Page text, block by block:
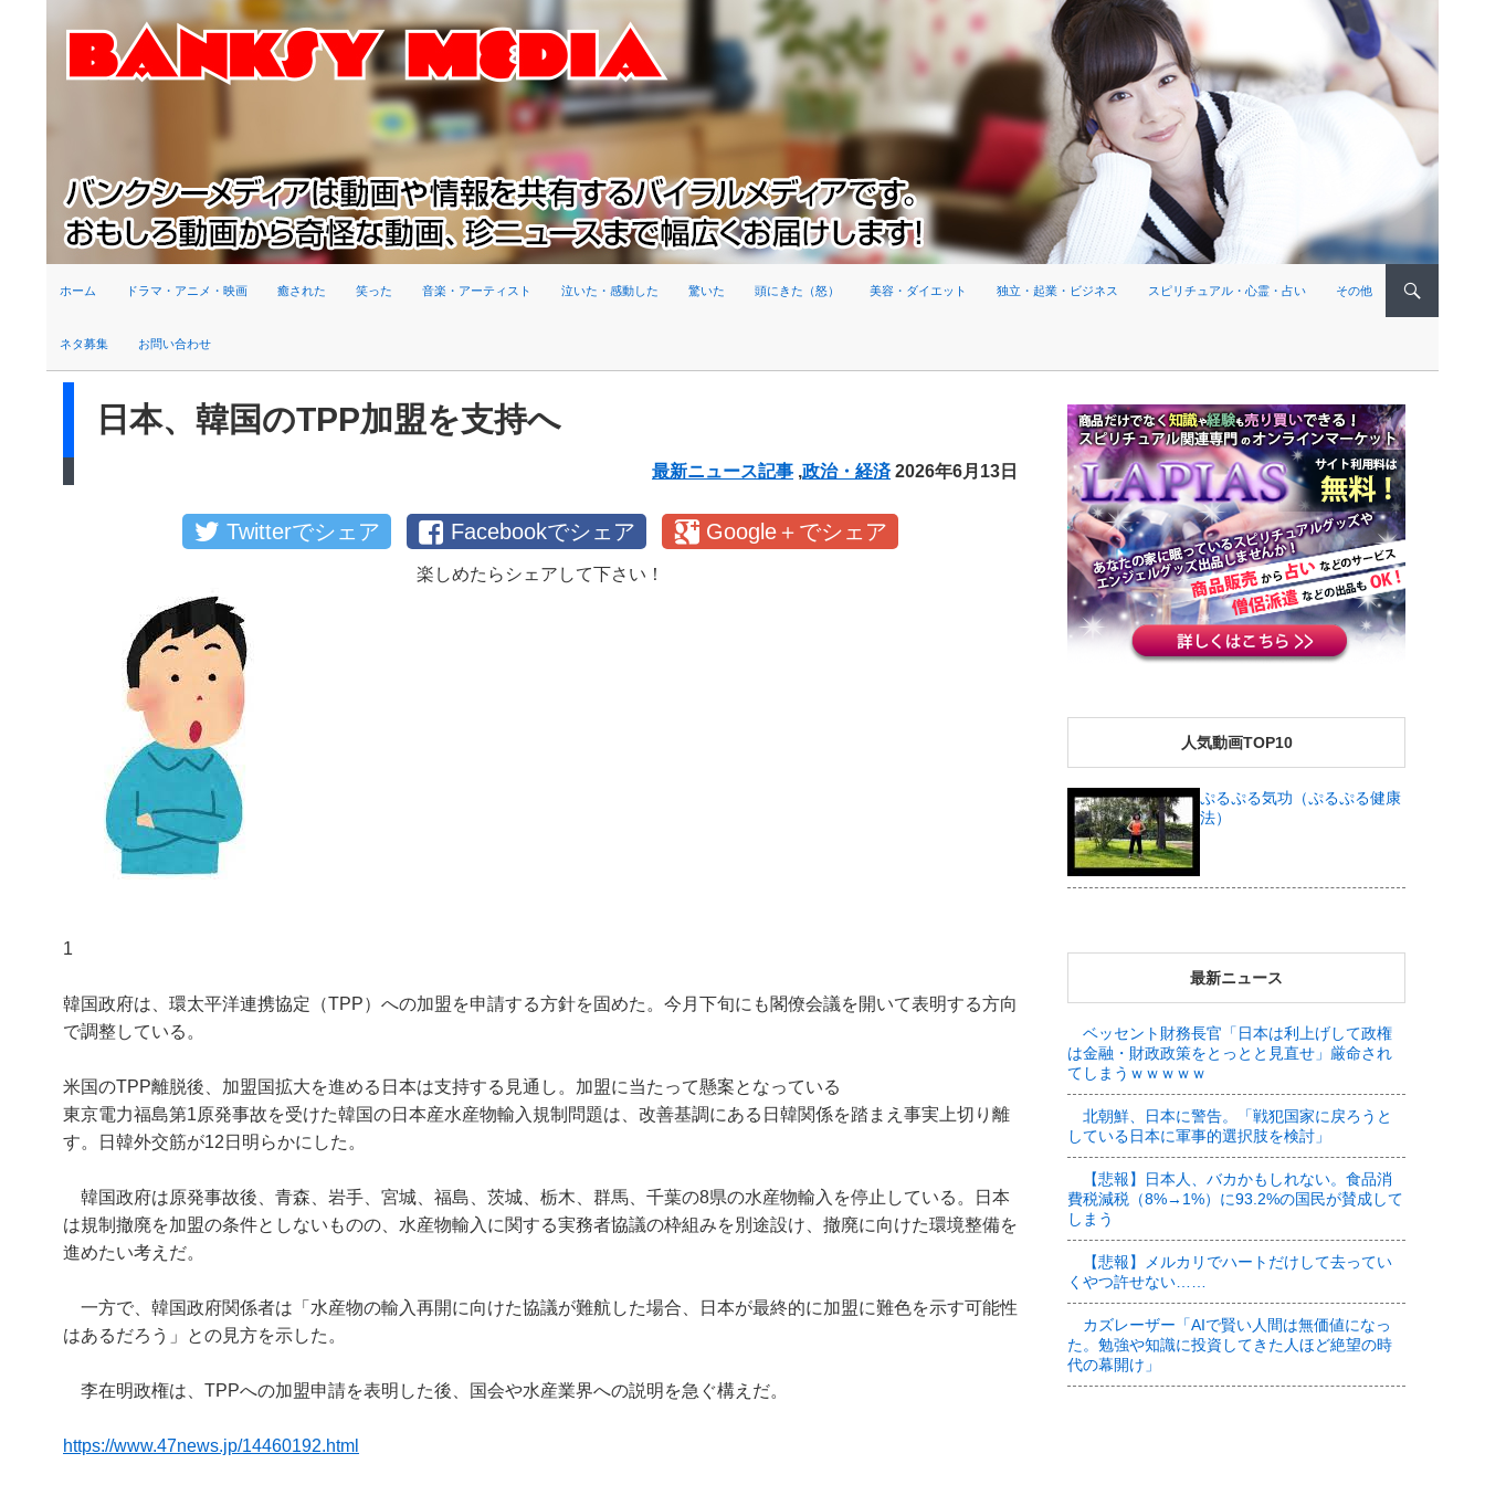
ホーム ドラマ・アニメ・映画 癒された 笑った 音楽・アーティスト 泣いた・感動した 驚いた 頭にきた（怒） 美容・ダイエット 独立・起業・ビジネス スピリチュアル・心霊・占い その他
ネタ募集 お問い合わせ
日本、韓国のTPP加盟を支持へ
最新ニュース記事 ,政治・経済2026年6月13日
Twitterでシェア Facebookでシェア Google＋でシェア
楽しめたらシェアして下さい！
1
韓国政府は、環太平洋連携協定（TPP）への加盟を申請する方針を固めた。今月下旬にも閣僚会議を開いて表明する方向
で調整している。
米国のTPP離脱後、加盟国拡大を進める日本は支持する見通し。加盟に当たって懸案となっている
東京電力福島第1原発事故を受けた韓国の日本産水産物輸入規制問題は、改善基調にある日韓関係を踏まえ事実上切り離
す。日韓外交筋が12日明らかにした。
韓国政府は原発事故後、青森、岩手、宮城、福島、茨城、栃木、群馬、千葉の8県の水産物輸入を停止している。日本
は規制撤廃を加盟の条件としないものの、水産物輸入に関する実務者協議の枠組みを別途設け、撤廃に向けた環境整備を
進めたい考えだ。
一方で、韓国政府関係者は「水産物の輸入再開に向けた協議が難航した場合、日本が最終的に加盟に難色を示す可能性
はあるだろう」との見方を示した。
李在明政権は、TPPへの加盟申請を表明した後、国会や水産業界への説明を急ぐ構えだ。
https://www.47news.jp/14460192.html
人気動画TOP10
ぷるぷる気功（ぷるぷる健康
法）
最新ニュース
ベッセント財務長官「日本は利上げして政権
は金融・財政政策をとっとと見直せ」厳命され
てしまうｗｗｗｗｗ
北朝鮮、日本に警告。「戦犯国家に戻ろうと
している日本に軍事的選択肢を検討」
【悲報】日本人、バカかもしれない。食品消
費税減税（8%→1%）に93.2%の国民が賛成して
しまう
【悲報】メルカリでハートだけして去ってい
くやつ許せない……
カズレーザー「AIで賢い人間は無価値になっ
た。勉強や知識に投資してきた人ほど絶望の時
代の幕開け」